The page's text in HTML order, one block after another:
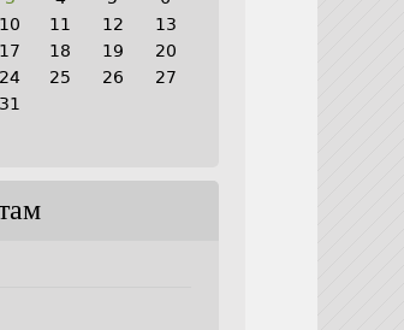
10 11 12
13
17 18 19
20
24 25 26
27
31